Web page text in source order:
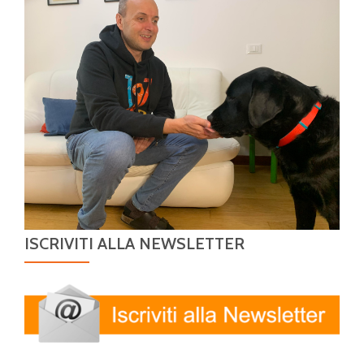
ISCRIVITI ALLA NEWSLETTER